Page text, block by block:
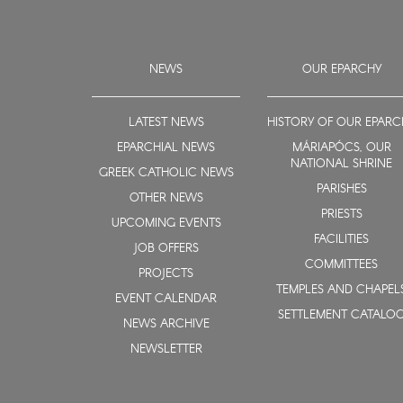
NEWS
LATEST NEWS
EPARCHIAL NEWS
GREEK CATHOLIC NEWS
OTHER NEWS
UPCOMING EVENTS
JOB OFFERS
PROJECTS
EVENT CALENDAR
NEWS ARCHIVE
NEWSLETTER
OUR EPARCHY
HISTORY OF OUR
MÁRIAPÓCS, OUR
NATIONAL SHRINE
PARISHES
PRIESTS
FACILITIES
COMMITTEES
TEMPLES AND
SETTLEMENT